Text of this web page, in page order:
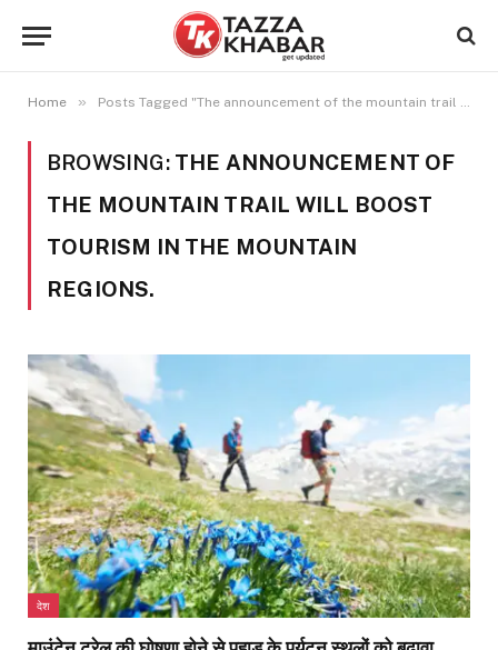
Home » Posts Tagged "The announcement of the mountain trail will boost tourism in the mountain regions."
BROWSING: THE ANNOUNCEMENT OF
THE MOUNTAIN TRAIL WILL BOOST
TOURISM IN THE MOUNTAIN
REGIONS.
देश